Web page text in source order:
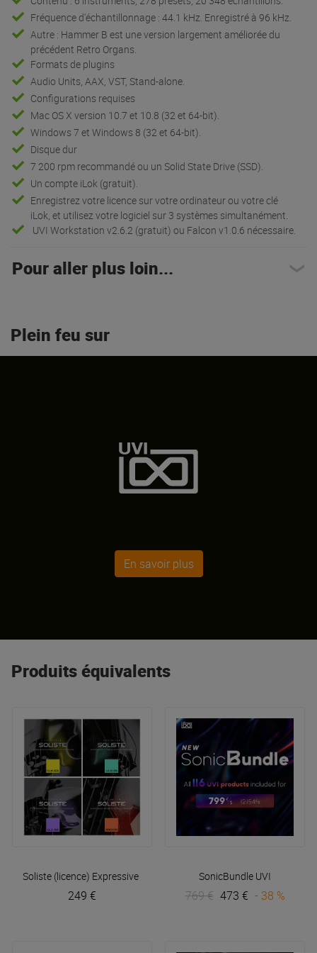
Fréquence d'échantillonnage : 44.1 kHz. Enregistré à 96 kHz.
Autre : Hammer B est une version largement améliorée du
précédent Retro Organs.
Formats de plugins
Audio Units, AAX, VST, Stand-alone.
Configurations requises
Mac OS X version 10.7 et 10.8 (32 et 64-bit).
Windows 7 et Windows 8 (32 et 64-bit).
Disque dur
7 200 rpm recommandé ou un Solid State Drive (SSD).
Un compte iLok (gratuit).
Enregistrez votre licence sur votre ordinateur ou votre clé
iLok, et utilisez votre logiciel sur 3 systèmes simultanément.
UVI Workstation v2.6.2 (gratuit) ou Falcon v1.0.6 nécessaire.
Pour aller plus loin...
Plein feu sur
En savoir plus
Produits équivalents
Soliste (licence) Expressive E
249 €
SonicBundle UVI
769 € 473 € - 38 %